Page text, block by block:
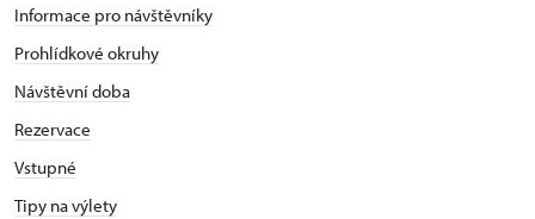
Informace pro návštěvníky
Prohlídkové okruhy
Návštěvní doba
Rezervace
Vstupné
Tipy na výlety